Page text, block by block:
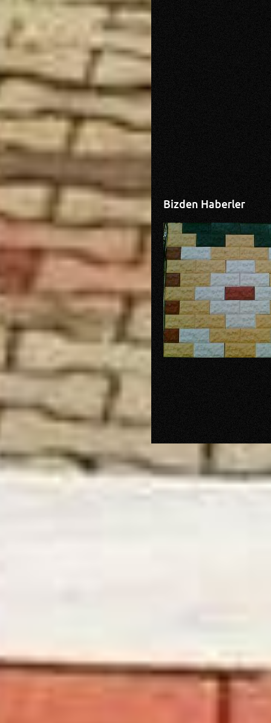
Bizden Haberler